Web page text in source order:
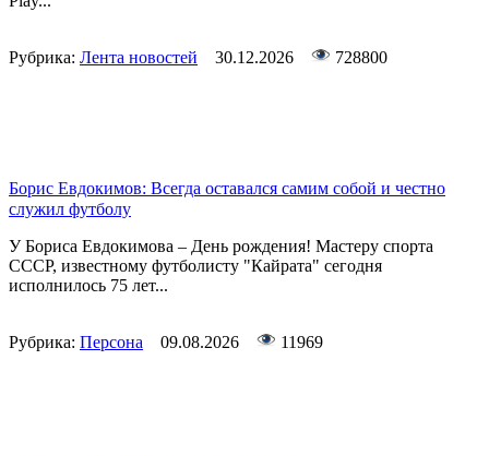
Рубрика: Лента новостей 30.12.2026 728800
Борис Евдокимов: Всегда оставался самим собой и честно
служил футболу
У Бориса Евдокимова – День рождения! Мастеру спорта
СССР, известному футболисту "Кайрата" сегодня
исполнилось 75 лет...
Рубрика: Персона 09.08.2026 11969